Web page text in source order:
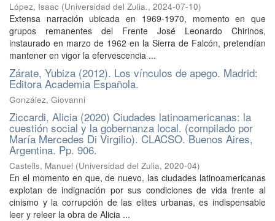
López, Isaac (Universidad del Zulia., 2024-07-10)
Extensa narración ubicada en 1969-1970, momento en que
grupos remanentes del Frente José Leonardo Chirinos,
instaurado en marzo de 1962 en la Sierra de Falcón, pretendían
mantener en vigor la efervescencia ...
Zárate, Yubiza (2012). Los vínculos de apego. Madrid:
Editora Academia Española.
González, Giovanni
Ziccardi, Alicia (2020) Ciudades latinoamericanas: la
cuestión social y la gobernanza local. (compilado por
María Mercedes Di Virgilio). CLACSO. Buenos Aires,
Argentina. Pp. 906.
Castells, Manuel (Universidad del Zulia, 2020-04)
En el momento en que, de nuevo, las ciudades latinoamericanas
explotan de indignación por sus condiciones de vida frente al
cinismo y la corrupción de las elites urbanas, es indispensable
leer y releer la obra de Alicia ...